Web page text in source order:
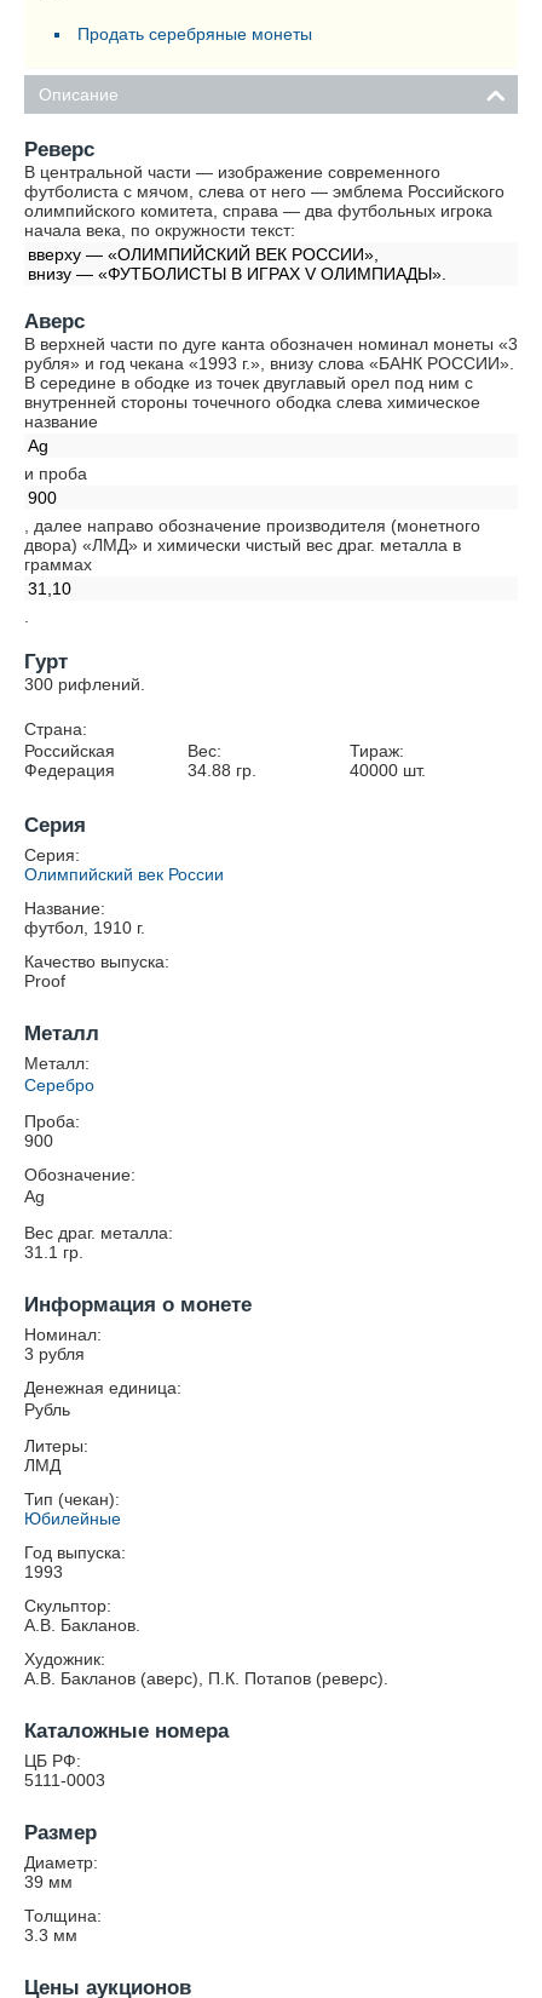
Продать серебряные монеты
Описание
Реверс
В центральной части — изображение современного
футболиста с мячом, слева от него — эмблема Российского
олимпийского комитета, справа — два футбольных игрока
начала века, по окружности текст:
вверху — «ОЛИМПИЙСКИЙ ВЕК РОССИИ»,
внизу — «ФУТБОЛИСТЫ В ИГРАХ V ОЛИМПИАДЫ».
Аверс
В верхней части по дуге канта обозначен номинал монеты «3
рубля» и год чекана «1993 г.», внизу слова «БАНК РОССИИ».
В середине в ободке из точек двуглавый орел под ним с
внутренней стороны точечного ободка слева химическое
название
Ag
и проба
900
, далее направо обозначение производителя (монетного
двора) «ЛМД» и химически чистый вес драг. металла в
граммах
31,10
Гурт
300 рифлений.
Страна:
Российская
Федерация
Вес:
34.88 гр.
Тираж:
40000 шт.
Серия
Серия:
Олимпийский век России
Название:
футбол, 1910 г.
Качество выпуска:
Proof
Металл
Металл:
Серебро
Проба:
900
Обозначение:
Ag
Вес драг. металла:
31.1 гр.
Информация о монете
Номинал:
3 рубля
Денежная единица:
Рубль
Литеры:
ЛМД
Тип (чекан):
Юбилейные
Год выпуска:
1993
Скульптор:
А.В. Бакланов.
Художник:
А.В. Бакланов (аверс), П.К. Потапов (реверс).
Каталожные номера
ЦБ РФ:
5111-0003
Размер
Диаметр:
39 мм
Толщина:
3.3 мм
Цены аукционов